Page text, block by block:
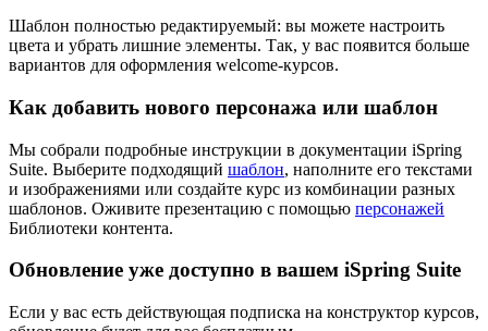
Шаблон полностью редактируемый: вы можете настроить
цвета и убрать лишние элементы. Так, у вас появится больше
вариантов для оформления welcome-курсов.
Как добавить нового персонажа или шаблон
Мы собрали подробные инструкции в документации iSpring
Suite. Выберите подходящий шаблон, наполните его текстами
и изображениями или создайте курс из комбинации разных
шаблонов. Оживите презентацию с помощью персонажей
Библиотеки контента.
Обновление уже доступно в вашем iSpring Suite
Если у вас есть действующая подписка на конструктор курсов,